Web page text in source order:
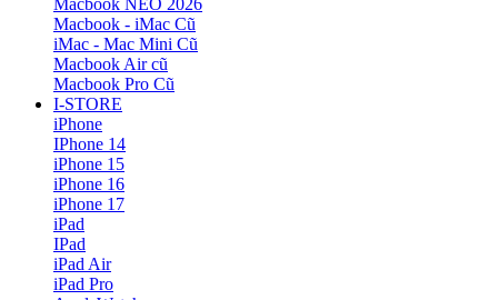
Macbook NEO 2026
Macbook - iMac Cũ
iMac - Mac Mini Cũ
Macbook Air cũ
Macbook Pro Cũ
I-STORE
iPhone
IPhone 14
iPhone 15
iPhone 16
iPhone 17
iPad
IPad
iPad Air
iPad Pro